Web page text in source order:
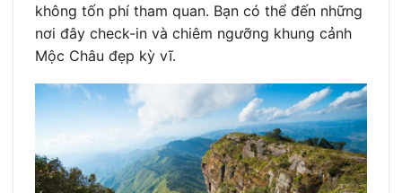
không tốn phí tham quan. Bạn có thể đến những
nơi đây check-in và chiêm ngưỡng khung cảnh
Mộc Châu đẹp kỳ vĩ.